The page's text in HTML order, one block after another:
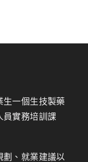
一個生技製藥
員實務培訓課
、就業建議以